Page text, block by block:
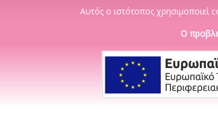
Αυτός ο ιστότοπος χρησιμοποιεί
Ο